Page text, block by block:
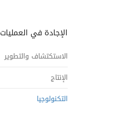
الإجادة في العمليات
الاستكتشاف والتطوير
الإنتاج
التكنولوجيا